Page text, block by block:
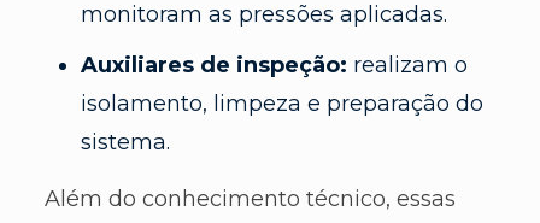
monitoram as pressões aplicadas.
Auxiliares de inspeção: realizam o
isolamento, limpeza e preparação do
sistema.
Além do conhecimento técnico, essas